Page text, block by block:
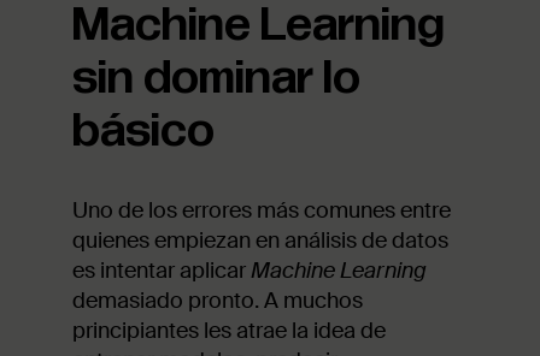
Machine Learning
sin dominar lo
básico
Uno de los errores más comunes entre
quienes empiezan en análisis de datos
es intentar aplicarMachine Learning
demasiado pronto. A muchos
principiantes les atrae la idea de